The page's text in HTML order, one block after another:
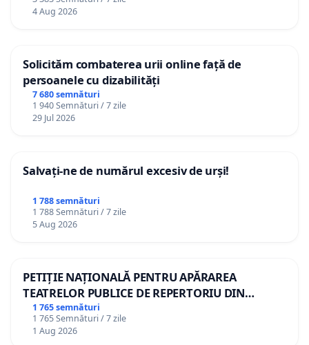
4 Aug 2026
Solicităm combaterea urii online față de
persoanele cu dizabilități
7 680 semnături
1 940 Semnături / 7 zile
29 Jul 2026
Salvați-ne de numărul excesiv de urși!
1 788 semnături
1 788 Semnături / 7 zile
5 Aug 2026
PETIȚIE NAȚIONALĂ PENTRU APĂRAREA
TEATRELOR PUBLICE DE REPERTORIU DIN
ROMÂNIA
1 765 semnături
1 765 Semnături / 7 zile
1 Aug 2026